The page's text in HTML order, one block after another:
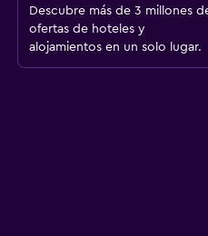
Descubre más de 3 millones
ofertas de hoteles y
alojamientos en un solo lugar.